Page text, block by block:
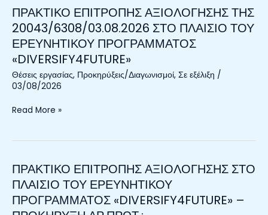
(ΑΝΤΙΚΥΡΑ-01.3071009/190).
ΓΙΑ
ΤΙΣ
ΑΝΑΓΚΕΣ
ΤΟΥ
ΕΡΕΥΝΗΤΙΚΟΥ
ΠΡΟΓΡΑΜΜΑΤΟΣ
«LIGHTWIND»
Κ.Ε.
ΠΡΑΚΤΙΚΟ ΕΠΙΤΡΟΠΗΣ ΑΞΙΟΛΟΓΗΣΗΣ ΤΗΣ
20043/6308/03.08.2026 ΣΤΟ ΠΛΑΙΣΙΟ ΤΟΥ
ΕΡΕΥΝΗΤΙΚΟΥ ΠΡΟΓΡΑΜΜΑΤΟΣ
«DIVERSIFY4FUTURE»
Θέσεις εργασίας, Προκηρύξεις/Διαγωνισμοί, Σε εξέλιξη /
03/08/2026
ΠΡΑΚΤΙΚΟ
ΕΠΙΤΡΟΠΗΣ
ΑΞΙΟΛΟΓΗΣΗΣ
ΤΗΣ
20043/6308/03.08.2026
ΣΤΟ
ΠΛΑΙΣΙΟ
ΕΡΕΥΝΗΤΙΚΟΥ
«DIVERSIFY4FUTURE»
Read More »
ΠΡΑΚΤΙΚΟ ΕΠΙΤΡΟΠΗΣ ΑΞΙΟΛΟΓΗΣΗΣ ΣΤΟ
ΠΛΑΙΣΙΟ ΤΟΥ ΕΡΕΥΝΗΤΙΚΟΥ
ΠΡΟΓΡΑΜΜΑΤΟΣ «DIVERSIFY4FUTURE» –
ΠΡΑΚΤΙΚΟ
ΕΠΙΤΡΟΠΗΣ
ΣΤΟ